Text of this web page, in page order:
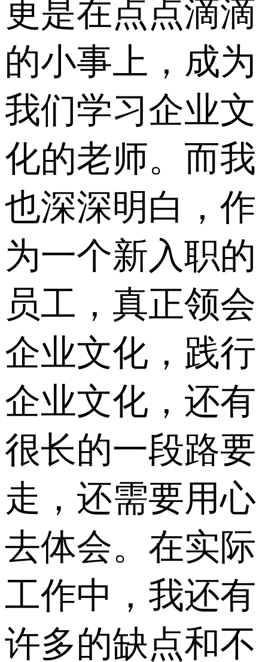
更是在点点滴滴
的小事上，成为
我们学习企业文
化的老师。而我
也深深明白，作
为一个新入职的
员工，真正领会
企业文化，践行
企业文化，还有
很长的一段路要
走，还需要用心
去体会。在实际
工作中，我还有
许多的缺点和不